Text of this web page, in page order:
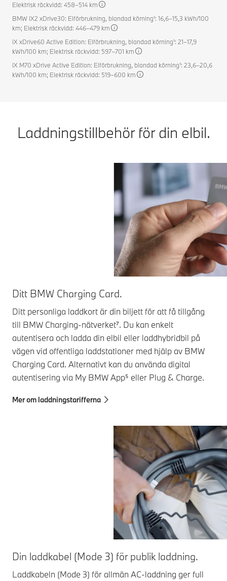
Elektrisk räckvidd: 458–514 km
BMW iX2 xDrive30: Elförbrukning, blandad körning¹: 16,6–15,3 kWh/100
km; Elektrisk räckvidd: 446–479 km
iX xDrive60 Active Edition: Elförbrukning, blandad körning¹: 21–17,9
kWh/100 km; Elektrisk räckvidd: 597–701 km
iX M70 xDrive Active Edition: Elförbrukning, blandad körning¹: 23,6–20,6
kWh/100 km; Elektrisk räckvidd: 519–600 km
Laddningstillbehör för din elbil.
Ditt BMW Charging Card.
Ditt personliga laddkort är din biljett för att få tillgång
till BMW Charging-nätverket⁷. Du kan enkelt
autentisera och ladda din elbil eller laddhybridbil på
vägen vid offentliga laddstationer med hjälp av BMW
Charging Card. Alternativt kan du använda digital
autentisering via My BMW App⁵ eller Plug & Charge.
Mer om laddningstarifferna
Din laddkabel (Mode 3) för publik laddning.
Laddkabeln (Mode 3) för allmän AC-laddning ger full